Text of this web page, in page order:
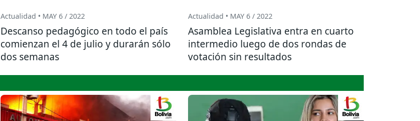
Actualidad • MAY 6 / 2022
Descanso pedagógico en todo el país
comienzan el 4 de julio y durarán sólo
dos semanas
Actualidad • MAY 6 / 2022
Asamblea Legislativa entra en cuarto
intermedio luego de dos rondas de
votación sin resultados